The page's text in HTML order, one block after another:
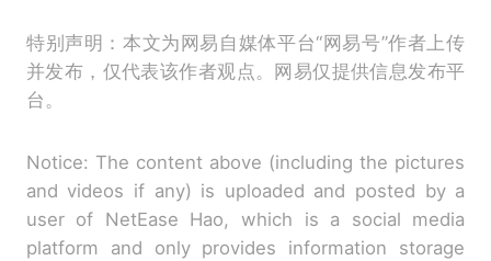
特别声明：本文为网易自媒体平台“网易号”作者上传
并发布，仅代表该作者观点。网易仅提供信息发布平
台。
Notice: The content above (including the pictures
and videos if any) is uploaded and posted by a
user of NetEase Hao, which is a social media
platform and only provides information storage